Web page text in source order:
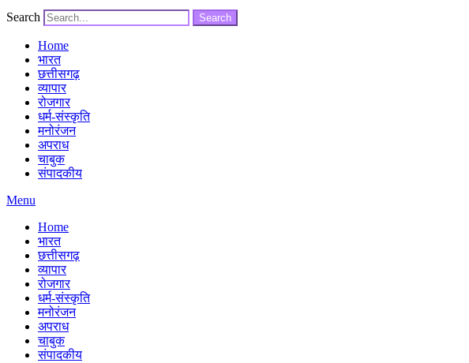
Search Search
Home
भारत
छत्तीसगढ़
व्यापार
रोजगार
धर्म-संस्कृति
मनोरंजन
अपराध
चाबुक
संपादकीय
Menu
Home
भारत
छत्तीसगढ़
व्यापार
रोजगार
धर्म-संस्कृति
मनोरंजन
अपराध
चाबुक
संपादकीय